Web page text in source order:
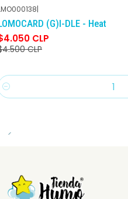
-10% DCTO
|
(G)I-DLE - Heat
CLP
CLP